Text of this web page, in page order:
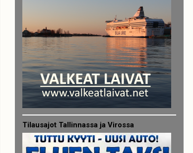
Tilausajot Tallinnassa ja Virossa